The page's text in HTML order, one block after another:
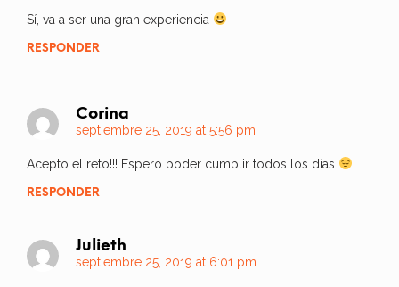
Sí, va a ser una gran experiencia
RESPONDER
Corina
septiembre 25, 2019 at 5:56 pm
Acepto el reto!!! Espero poder cumplir todos los días
RESPONDER
Julieth
septiembre 25, 2019 at 6:01 pm